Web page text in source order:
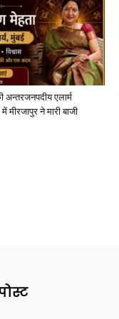
अन्तरजनपदीय एलार्म
मीरजापुर ने मारी बाजी